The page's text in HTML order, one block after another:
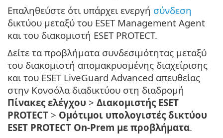
Επαληθεύστε ότι υπάρχει ενεργή σύνδεση
δικτύου μεταξύ του ESET Management Agent
και του διακομιστή ESET PROTECT.
Δείτε τα προβλήματα συνδεσιμότητας μεταξύ
του διακομιστή απομακρυσμένης διαχείρισης
και του ESET LiveGuard Advanced απευθείας
στην Κονσόλα διαδικτύου στη διαδρομή
Πίνακες ελέγχου > Διακομιστής ESET
PROTECT > Ομότιμοι υπολογιστές δικτύου
ESET PROTECT On-Prem με προβλήματα.